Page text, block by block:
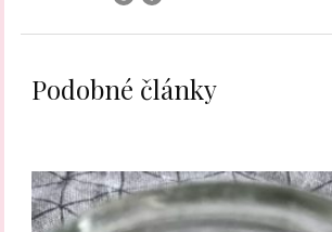
Podobné články